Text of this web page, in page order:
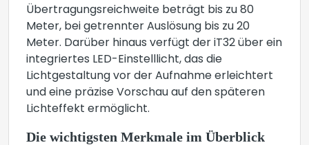
Übertragungsreichweite beträgt bis zu 80
Meter, bei getrennter Auslösung bis zu 20
Meter. Darüber hinaus verfügt der iT32 über ein
integriertes LED-Einstelllicht, das die
Lichtgestaltung vor der Aufnahme erleichtert
und eine präzise Vorschau auf den späteren
Lichteffekt ermöglicht.
Die wichtigsten Merkmale im Überblick